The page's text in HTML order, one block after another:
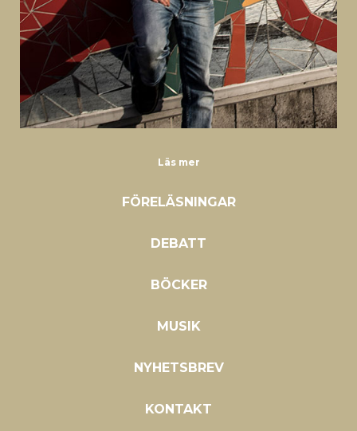
Läs mer
FÖRELÄSNINGAR
DEBATT
BÖCKER
MUSIK
NYHETSBREV
KONTAKT